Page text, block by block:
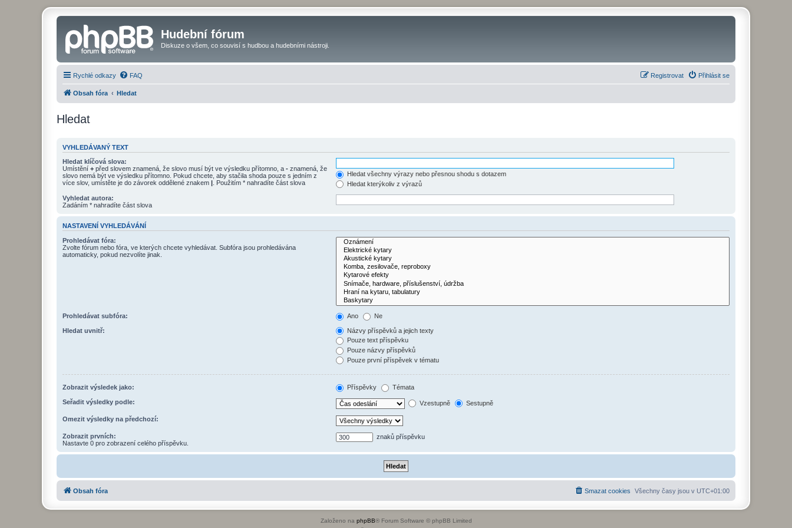
Hudební fórum
Diskuze o všem, co souvisí s hudbou a hudebními nástroji.
Rychlé odkazy FAQ Přihlásit se
Registrovat
Obsah fóra Hledat
Hledat
VYHLEDÁVANÝ TEXT
Hledat klíčová slova:
Umístění + před slovem znamená, že slovo musí být ve výsledku přítomno, a - znamená, že
slovo nemá být ve výsledku přítomno. Pokud chcete, aby stačila shoda pouze s jedním z
více slov, umístěte je do závorek oddělené znakem | . Použitím * nahradíte část slova
Hledat všechny výrazy nebo přesnou shodu s dotazem
Hledat kterýkoliv z výrazů
Vyhledat autora:
Zadáním * nahradíte část slova
NASTAVENÍ VYHLEDÁVÁNÍ
Prohledávat fóra:
Zvolte fórum nebo fóra, ve kterých chcete vyhledávat. Subfóra jsou prohledávána
automaticky, pokud nezvolíte jinak.
Prohledávat subfóra: Ano Ne
Hledat uvnitř:
Názvy příspěvků a jejich texty
Pouze text příspěvku
Pouze názvy příspěvků
Pouze první příspěvek v tématu
Zobrazit výsledek jako: Příspěvky Témata
Seřadit výsledky podle: Vzestupně Sestupně
Omezit výsledky na předchozí:
Zobrazit prvních:
Nastavte 0 pro zobrazení celého příspěvku.
znaků příspěvku
Obsah fóra Všechny časy jsou v UTC+01:00
Smazat cookies
Založeno na phpBB® Forum Software © phpBB Limited